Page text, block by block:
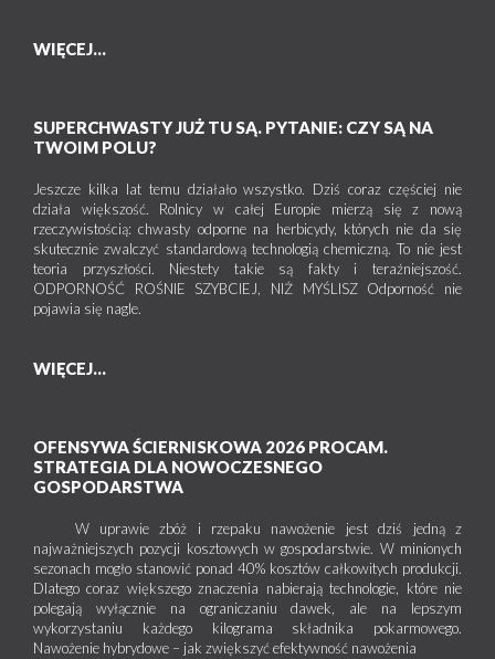
WIĘCEJ...
SUPERCHWASTY JUŻ TU SĄ. PYTANIE: CZY SĄ NA
TWOIM POLU?
Jeszcze kilka lat temu działało wszystko. Dziś coraz częściej nie
działa większość. Rolnicy w całej Europie mierzą się z nową
rzeczywistością: chwasty odporne na herbicydy, których nie da się
skutecznie zwalczyć standardową technologią chemiczną. To nie jest
teoria przyszłości. Niestety takie są fakty i teraźniejszość.
ODPORNOŚĆ ROŚNIE SZYBCIEJ, NIŻ MYŚLISZ Odporność nie
pojawia się nagle.
WIĘCEJ...
OFENSYWA ŚCIERNISKOWA 2026 PROCAM.
STRATEGIA DLA NOWOCZESNEGO
GOSPODARSTWA
W uprawie zbóż i rzepaku nawożenie jest dziś jedną z
najważniejszych pozycji kosztowych w gospodarstwie. W minionych
sezonach mogło stanowić ponad 40% kosztów całkowitych produkcji.
Dlatego coraz większego znaczenia nabierają technologie, które nie
polegają wyłącznie na ograniczaniu dawek, ale na lepszym
wykorzystaniu każdego kilograma składnika pokarmowego.
Nawożenie hybrydowe – jak zwiększyć efektywność nawożenia